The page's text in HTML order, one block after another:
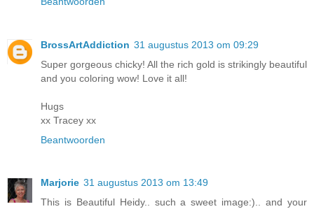
BrossArtAddiction 31 augustus 2013 om 09:29
Super gorgeous chicky! All the rich gold is strikingly beautiful
and you coloring wow! Love it all!
Hugs
xx Tracey xx
Beantwoorden
Marjorie 31 augustus 2013 om 13:49
This is Beautiful Heidy.. such a sweet image:).. and your